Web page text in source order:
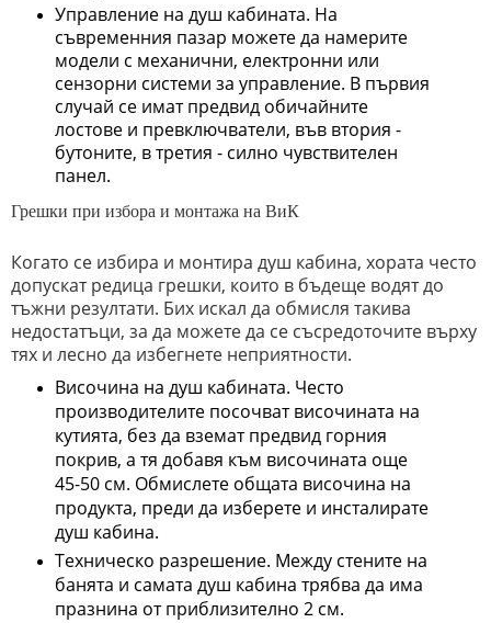
Управление на душ кабината. На
съвременния пазар можете да намерите
модели с механични, електронни или
сензорни системи за управление. В първия
случай се имат предвид обичайните
лостове и превключватели, във втория -
бутоните, в третия - силно чувствителен
панел.
Грешки при избора и монтажа на ВиК
Когато се избира и монтира душ кабина, хората често
допускат редица грешки, които в бъдеще водят до
тъжни резултати. Бих искал да обмисля такива
недостатъци, за да можете да се съсредоточите върху
тях и лесно да избегнете неприятности.
Височина на душ кабината. Често
производителите посочват височината на
кутията, без да вземат предвид горния
покрив, а тя добавя към височината още
45-50 см. Обмислете общата височина на
продукта, преди да изберете и инсталирате
душ кабина.
Техническо разрешение. Между стените на
банята и самата душ кабина трябва да има
празнина от приблизително 2 см.